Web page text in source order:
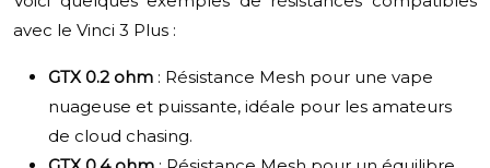
avec le Vinci 3 Plus :
GTX 0.2 ohm : Résistance Mesh pour une vape
nuageuse et puissante, idéale pour les amateurs
de cloud chasing.